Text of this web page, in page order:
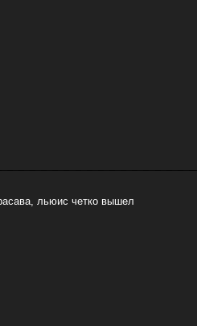
льюис четко вышел